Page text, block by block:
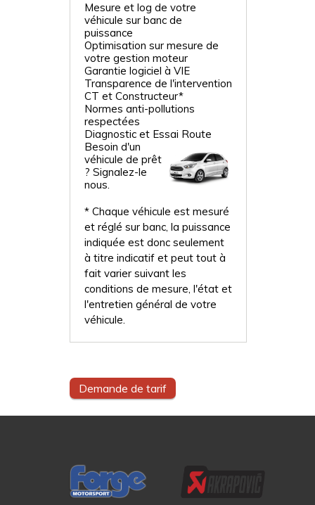
Mesure et log de votre
véhicule sur banc de
puissance
Optimisation sur mesure de
votre gestion moteur
Garantie logiciel à VIE
Transparence de l'intervention
CT et Constructeur*
Normes anti-pollutions
respectées
Diagnostic et Essai Route
Besoin d'un
véhicule de prêt
? Signalez-le
nous.
* Chaque véhicule est mesuré
et réglé sur banc, la puissance
indiquée est donc seulement
à titre indicatif et peut tout à
fait varier suivant les
conditions de mesure, l'état et
l'entretien général de votre
véhicule.
Demande de tarif